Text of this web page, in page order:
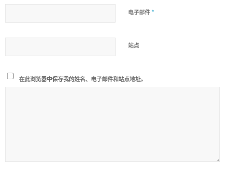
电子邮件 *
站点
在此浏览器中保存我的姓名、电子邮件和站点地址。